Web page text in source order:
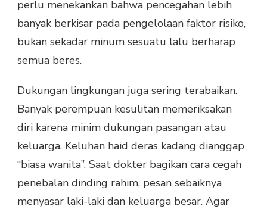
perlu menekankan bahwa pencegahan lebih
banyak berkisar pada pengelolaan faktor risiko,
bukan sekadar minum sesuatu lalu berharap
semua beres.
Dukungan lingkungan juga sering terabaikan.
Banyak perempuan kesulitan memeriksakan
diri karena minim dukungan pasangan atau
keluarga. Keluhan haid deras kadang dianggap
“biasa wanita”. Saat dokter bagikan cara cegah
penebalan dinding rahim, pesan sebaiknya
menyasar laki-laki dan keluarga besar. Agar